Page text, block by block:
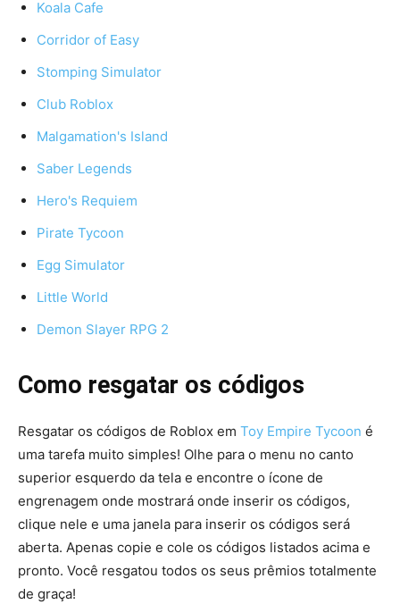
Koala Cafe
Corridor of Easy
Stomping Simulator
Club Roblox
Malgamation's Island
Saber Legends
Hero's Requiem
Pirate Tycoon
Egg Simulator
Little World
Demon Slayer RPG 2
Como resgatar os códigos
Resgatar os códigos de Roblox em Toy Empire Tycoon é
uma tarefa muito simples! Olhe para o menu no canto
superior esquerdo da tela e encontre o ícone de
engrenagem onde mostrará onde inserir os códigos,
clique nele e uma janela para inserir os códigos será
aberta. Apenas copie e cole os códigos listados acima e
pronto. Você resgatou todos os seus prêmios totalmente
de graça!